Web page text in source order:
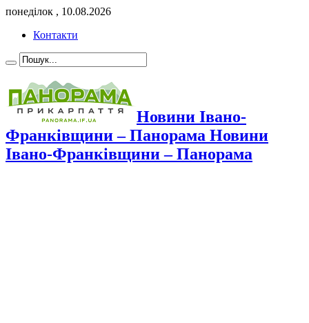
понеділок , 10.08.2026
Контакти
Новини Івано-
Франківщини – Панорама Новини
Івано-Франківщини – Панорама